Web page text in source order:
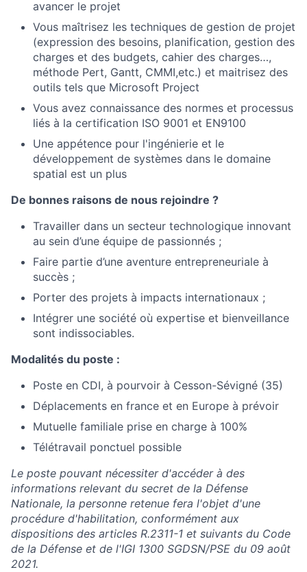
avancer le projet
Vous maîtrisez les techniques de gestion de projet
(expression des besoins, planification, gestion des
charges et des budgets, cahier des charges…,
méthode Pert, Gantt, CMMI,etc.) et maitrisez des
outils tels que Microsoft Project
Vous avez connaissance des normes et processus
liés à la certification ISO 9001 et EN9100
Une appétence pour l'ingénierie et le
développement de systèmes dans le domaine
spatial est un plus
De bonnes raisons de nous rejoindre ?
Travailler dans un secteur technologique innovant
au sein d’une équipe de passionnés ;
Faire partie d’une aventure entrepreneuriale à
succès ;
Porter des projets à impacts internationaux ;
Intégrer une société où expertise et bienveillance
sont indissociables.
Modalités du poste :
Poste en CDI, à pourvoir à Cesson-Sévigné (35)
Déplacements en france et en Europe à prévoir
Mutuelle familiale prise en charge à 100%
Télétravail ponctuel possible
Le poste pouvant nécessiter d'accéder à des
informations relevant du secret de la Défense
Nationale, la personne retenue fera l'objet d'une
procédure d'habilitation, conformément aux
dispositions des articles R.2311-1 et suivants du Code
de la Défense et de l'IGI 1300 SGDSN/PSE du 09 août
2021.